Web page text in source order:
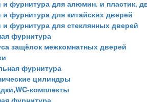
и фурнитура для алюмин. и пластик.
и фурнитура для китайских дверей
и фурнитура для стеклянных дверей
фурнитура
защёлок межкомнатных дверей
фурнитура
цилиндры
комплекты